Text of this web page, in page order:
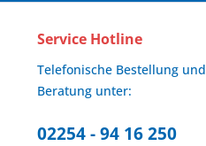
Service Hotline
Telefonische Bestellung und
Beratung unter:
02254 - 94 16 250